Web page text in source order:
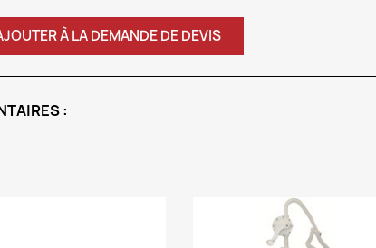
À LA DEMANDE DE DEVIS
: